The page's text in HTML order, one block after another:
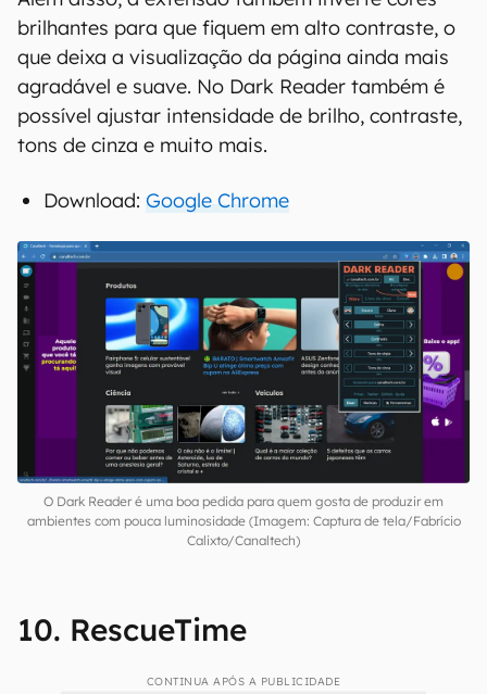
brilhantes para que fiquem em alto contraste, o
que deixa a visualização da página ainda mais
agradável e suave. No Dark Reader também é
possível ajustar intensidade de brilho, contraste,
tons de cinza e muito mais.
Download: Google Chrome
O Dark Reader é uma boa pedida para quem gosta de produzir em
ambientes com pouca luminosidade (Imagem: Captura de tela/Fabrício
Calixto/Canaltech)
10. RescueTime
CONTINUA APÓS A PUBLICIDADE